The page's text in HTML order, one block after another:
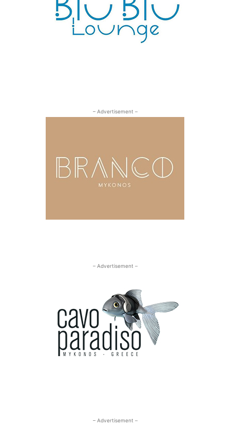
– Advertisement –
– Advertisement –
– Advertisement –